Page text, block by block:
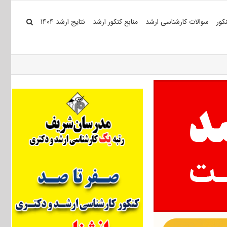
سوالات کارشناسی ارشد منابع کنکور ارشد نتایج ارشد ۱۴۰۴